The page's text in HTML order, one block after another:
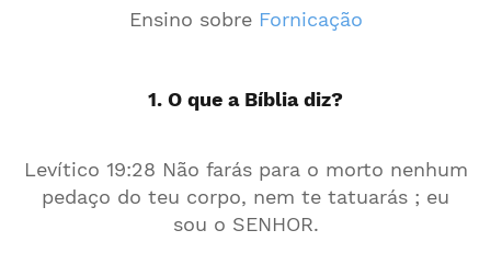
Ensino sobre Fornicação
1. O que a Bíblia diz?
Levítico 19:28 Não farás para o morto nenhum
pedaço do teu corpo, nem te tatuarás ; eu
sou o SENHOR.